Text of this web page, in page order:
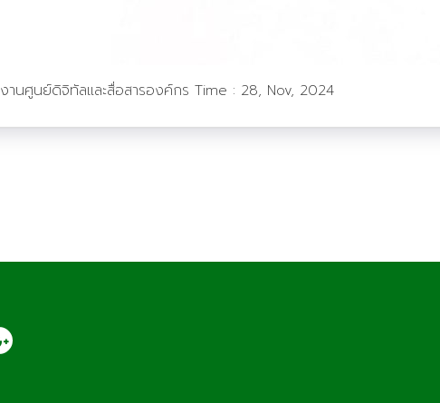
งานศูนย์ดิจิทัลและสื่อสารองค์กร Time : 28, Nov, 2024